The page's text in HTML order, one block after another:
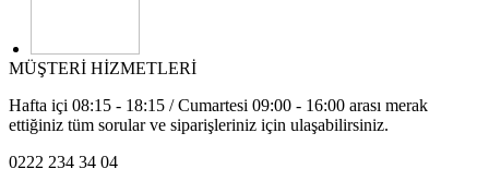
MÜŞTERİ HİZMETLERİ
Hafta içi 08:15 - 18:15 / Cumartesi 09:00 - 16:00 arası merak
ettiğiniz tüm sorular ve siparişleriniz için ulaşabilirsiniz.
0222 234 34 04